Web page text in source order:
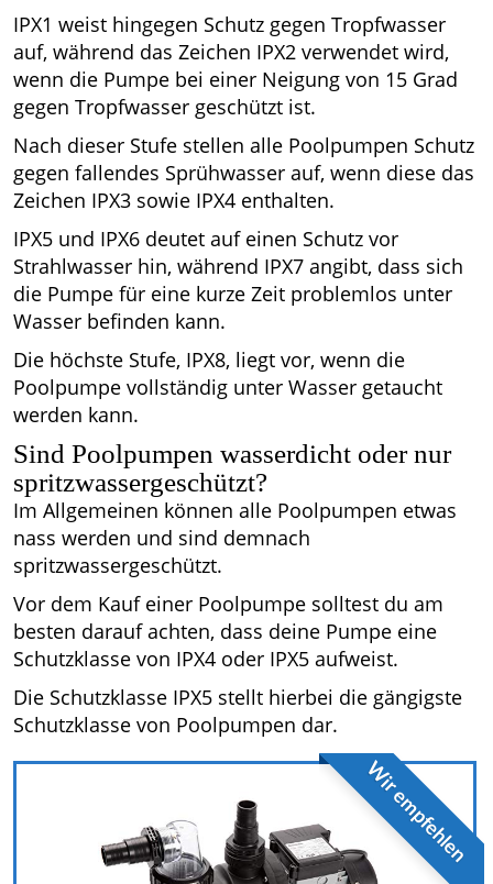
IPX1 weist hingegen Schutz gegen Tropfwasser
auf, während das Zeichen IPX2 verwendet wird,
wenn die Pumpe bei einer Neigung von 15 Grad
gegen Tropfwasser geschützt ist.
Nach dieser Stufe stellen alle Poolpumpen Schutz
gegen fallendes Sprühwasser auf, wenn diese das
Zeichen IPX3 sowie IPX4 enthalten.
IPX5 und IPX6 deutet auf einen Schutz vor
Strahlwasser hin, während IPX7 angibt, dass sich
die Pumpe für eine kurze Zeit problemlos unter
Wasser befinden kann.
Die höchste Stufe, IPX8, liegt vor, wenn die
Poolpumpe vollständig unter Wasser getaucht
werden kann.
Sind Poolpumpen wasserdicht oder nur
spritzwassergeschützt?
Im Allgemeinen können alle Poolpumpen etwas
nass werden und sind demnach
spritzwassergeschützt.
Vor dem Kauf einer Poolpumpe solltest du am
besten darauf achten, dass deine Pumpe eine
Schutzklasse von IPX4 oder IPX5 aufweist.
Die Schutzklasse IPX5 stellt hierbei die gängigste
Schutzklasse von Poolpumpen dar.
Wir empfehlen